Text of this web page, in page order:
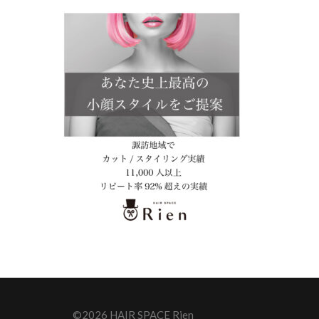
©2026 HAIR SPACE Rien